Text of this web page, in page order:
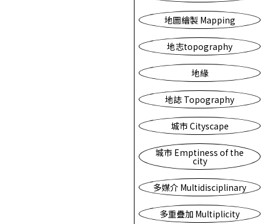
地圖繪製 Mapping
地志topography
地緣
地誌 Topography
城市 Cityscape
城市 Emptiness of the
city
多媒介 Multidisciplinary
多重疊加 Multiplicity